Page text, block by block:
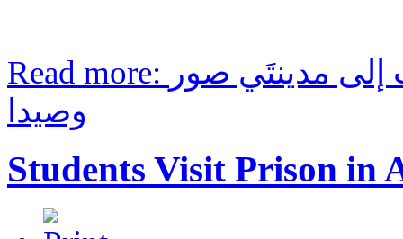
Read more: رحلةً تثقيفيّة للطلّاب إلى مدينتَي صور
وصيدا
Students Visit Prison in